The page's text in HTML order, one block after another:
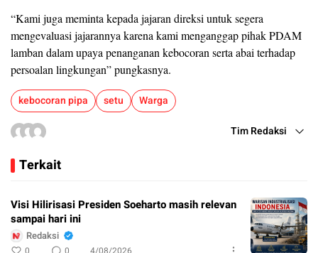
“Kami juga meminta kepada jajaran direksi untuk segera
mengevaluasi jajarannya karena kami menganggap pihak PDAM
lamban dalam upaya penanganan kebocoran serta abai terhadap
persoalan lingkungan” pungkasnya.
kebocoran pipa setu Warga
Tim Redaksi
Terkait
Visi Hilirisasi Presiden Soeharto masih relevan
sampai hari ini
Redaksi